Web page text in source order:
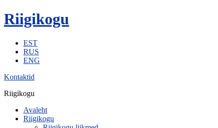
Riigikogu
EST
RUS
ENG
Kontaktid
Riigikogu
Avaleht
Riigikogu